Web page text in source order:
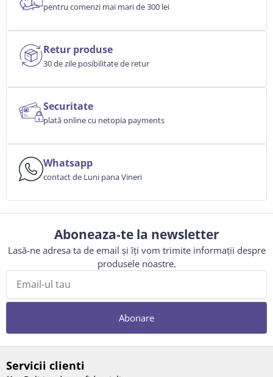
pentru comenzi mai mari de 300 lei
Retur produse
30 de zile posibilitate de retur
Securitate
plată online cu netopia payments
Whatsapp
contact de Luni pana Vineri
Aboneaza-te la newsletter
Lasă-ne adresa ta de email și îți vom trimite informații despre
produsele noastre.
Abonare
Servicii clienti